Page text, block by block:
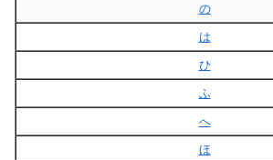
の
は
ひ
ふ
へ
ほ